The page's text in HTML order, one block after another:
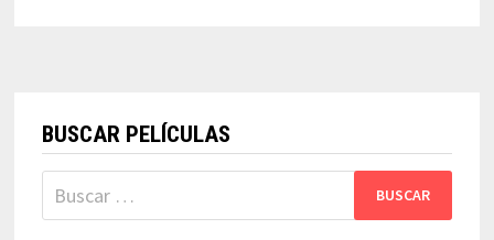
BUSCAR PELÍCULAS
Buscar: